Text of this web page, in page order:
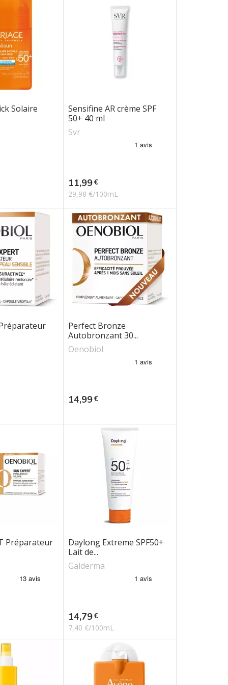
Solaire
Sensifine AR crème SPF
50+ 40 ml
Svr
Prix
11,99€
29,98 €/100mL
Perfect Bronze
Autobronzant 30...
Oenobiol
Prix
14,99€
Préparateur
Daylong Extreme SPF50+
Lait de...
Galderma
Prix
14,79€
7,40 €/100mL